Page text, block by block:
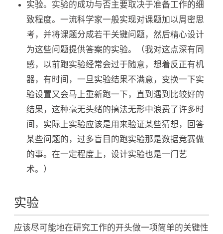
实验。实验的成功与否主要取决于准备工作的细
致程度。一流科学家一般实现对课题加以周密思
考，并将课题分成若干关键问题，然后精心设计
为这些问题提供答案的实验。（我对这点深有同
感，以前跑实验经常会过于随意，想着反正有机
器，有时间，一旦实验结果不满意，变换一下实
验设置又会马上重新跑一下，直到遇到比较好的
结果，这种毫无头绪的搞法无形中浪费了许多时
间，实际上实验应该是用来验证某些猜想，回答
某些问题的，过多盲目的跑实验那是数据竞赛做
的事。在一定程度上，设计实验也是一门艺
术。）
实验
应该尽可能地在研究工作的开头做一项简单的关键性